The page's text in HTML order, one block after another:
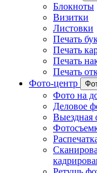
Блокноты
Визитки
Листовки
Печать
Печать
Печать
Печать
Фото-центр
Фото на
Деловое
Выездная